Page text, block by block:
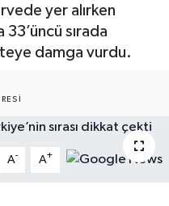
yer alırken
sırada
damga vurdu.
A- A+